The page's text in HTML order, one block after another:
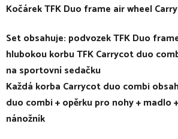
Kočárek TFK Duo frame air wheel
Set obsahuje: podvozek TFK Duo
hlubokou korbu TFK Carrycot duo
na sportovní sedačku
Každá korba Carrycot duo combi
duo combi + opěrku pro nohy + madlo
nánožník